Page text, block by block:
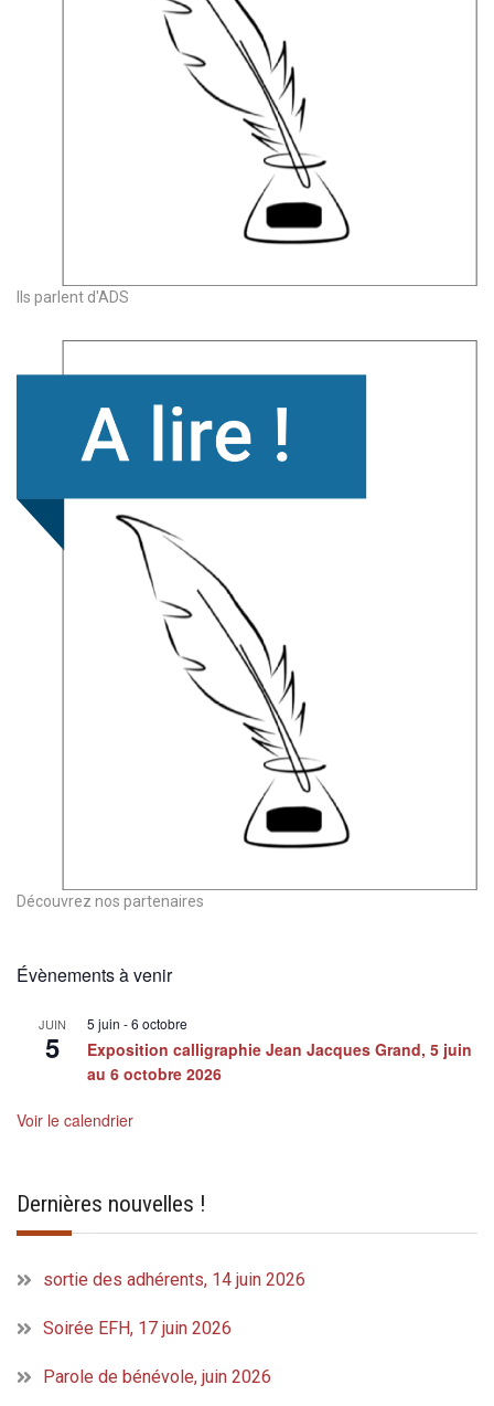
Ils parlent d'ADS
Découvrez nos partenaires
Évènements à venir
JUIN
5
5 juin -6 octobre
Exposition calligraphie Jean Jacques Grand, 5 juin
au 6 octobre 2026
Voir le calendrier
Dernières nouvelles !
sortie des adhérents, 14 juin 2026
Soirée EFH, 17 juin 2026
Parole de bénévole, juin 2026